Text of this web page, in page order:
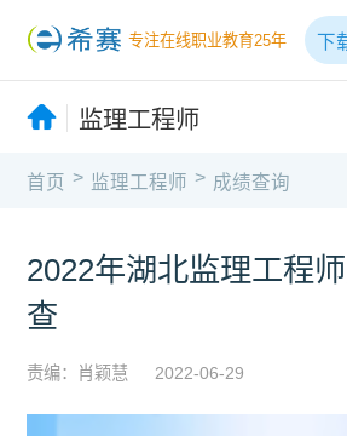
专注在线职业教育25年 下
监理工程师
首页 > 监理工程师 > 成绩查询
2022年湖北监理工程
查
责编：肖颖慧 2022-06-29